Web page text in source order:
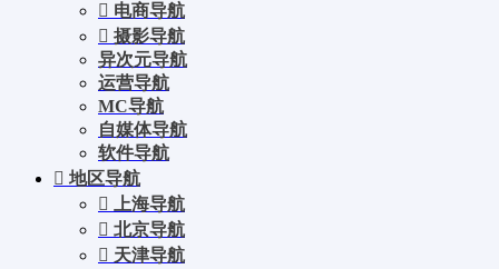
电商导航
摄影导航
异次元导航
运营导航
MC导航
自媒体导航
软件导航
地区导航
上海导航
北京导航
天津导航